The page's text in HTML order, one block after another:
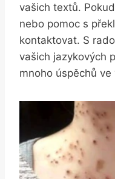
vašich textů.
nebo pomoc s
kontaktovat.⁤ S
⁤vašich jazykových⁤
mnoho úspěchů